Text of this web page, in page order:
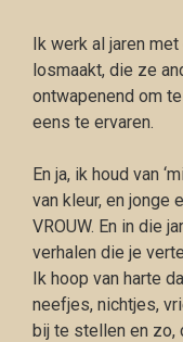
Ik werk al jaren
losmaakt, die ze
ontwapenend om
eens te ervaren.
En ja, ik houd van
van kleur, en jonge
VROUW. En in die
verhalen die je
Ik hoop van harte
neefjes, nichtjes,
bij te stellen en zo,